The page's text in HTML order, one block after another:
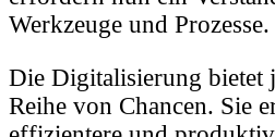
Werkzeuge und Prozesse.
Die Digitalisierung bietet
Reihe von Chancen. Sie